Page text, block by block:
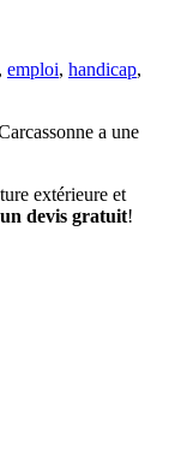
, emploi, handicap,
a une
extérieure et
devis gratuit!